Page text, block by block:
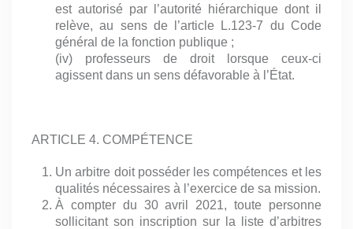
est autorisé par l’autorité hiérarchique dont il
relève, au sens de l’article L.123-7 du Code
général de la fonction publique ;
(iv) professeurs de droit lorsque ceux-ci
agissent dans un sens défavorable à l’État.
ARTICLE 4. COMPÉTENCE
Un arbitre doit posséder les compétences et les
qualités nécessaires à l’exercice de sa mission.
À compter du 30 avril 2021, toute personne
sollicitant son inscription sur la liste d’arbitres